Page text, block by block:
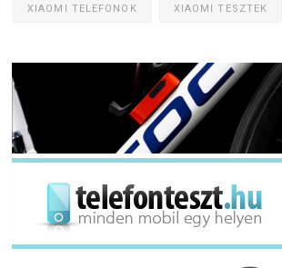
XIAOMI TELEFONOK XIAOMI TESZTEK